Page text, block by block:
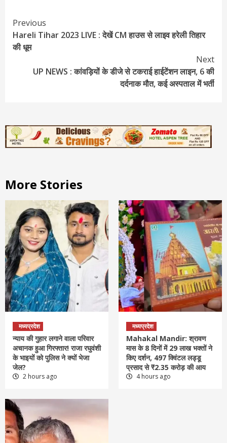
Continue
Reading
Previous
Hareli Tihar 2023 LIVE : देखें CM हाउस से लाइव हरेली तिहार
की धूम
Next
UP NEWS : कांवड़ियों के डीजे से टकराई हाईटेंशन लाइन, 6 की
दर्दनाक मौत, कई अस्पताल में भर्ती
More Stories
मध्यप्रदेश
न्याय की गुहार लगाने वाला परिवार
अचानक हुआ गिरफ्तार! राजा रघुवंशी
के भाइयों को पुलिस ने क्यों भेजा
जेल?
2 hours ago
मध्यप्रदेश
Mahakal Mandir: श्रावण
मास के 8 दिनों में 29 लाख भक्तों ने
किए दर्शन, 497 क्विंटल लड्डू
प्रसाद से ₹2.35 करोड़ की आय
4 hours ago